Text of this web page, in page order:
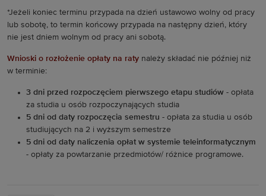
*Jeżeli koniec terminu przypada na dzień ustawowo wolny od pracy
lub sobotę, to termin końcowy przypada na następny dzień, który
nie jest dniem wolnym od pracy ani sobotą.
Wnioski o rozłożenie opłaty na raty należy składać nie później niż
w terminie:
3 dni przed rozpoczęciem pierwszego etapu studiów - opłata
za studia u osób rozpoczynających studia
5 dni od daty rozpoczęcia semestru - opłata za studia u osób
studiujących na 2 i wyższym semestrze
5 dni od daty naliczenia opłat w systemie teleinformatycznym
- opłaty za powtarzanie przedmiotów/ różnice programowe.